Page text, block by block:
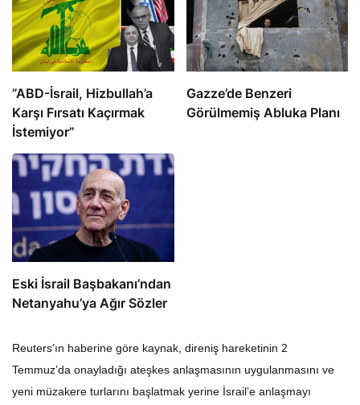
​​​​​​​”ABD-İsrail, Hizbullah’a
Karşı Fırsatı Kaçırmak
İstemiyor”
​​​​​​​Gazze’de Benzeri
Görülmemiş Abluka Planı
Eski İsrail Başbakanı’ndan
Netanyahu’ya Ağır Sözler
Reuters’ın haberine göre kaynak, direniş hareketinin 2
Temmuz’da onayladığı ateşkes anlaşmasının uygulanmasını ve
yeni müzakere turlarını başlatmak yerine İsrail’e anlaşmayı